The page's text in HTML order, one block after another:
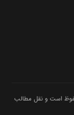
است و نقل مطالب